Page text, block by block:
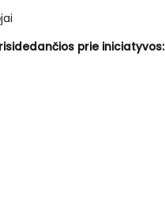
prie iniciatyvos: